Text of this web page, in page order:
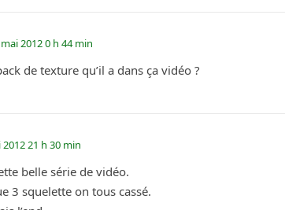
2012 0 h 44 min
de texture qu’il a dans ça vidéo ?
2012 21 h 30 min
belle série de vidéo.
3 squelette on tous cassé.